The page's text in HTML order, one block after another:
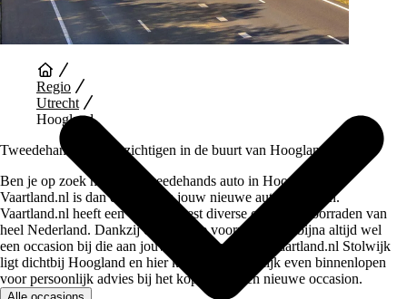
Regio
Utrecht
Hoogland
Tweedehands auto bezichtigen in de buurt van Hoogland
Ben je op zoek naar een tweedehands auto in Hoogland,
Vaartland.nl is dan de plek om jouw nieuwe auto te vinden.
Vaartland.nl heeft een van de meest diverse occasion voorraden van
heel Nederland. Dankzij onze ruime voorraad zit er bijna altijd wel
een occasion bij die aan jouw wensen voldoet. Vaartland.nl Stolwijk
ligt dichtbij Hoogland en hier kun je gemakkelijk even binnenlopen
voor persoonlijk advies bij het kopen van een nieuwe occasion.